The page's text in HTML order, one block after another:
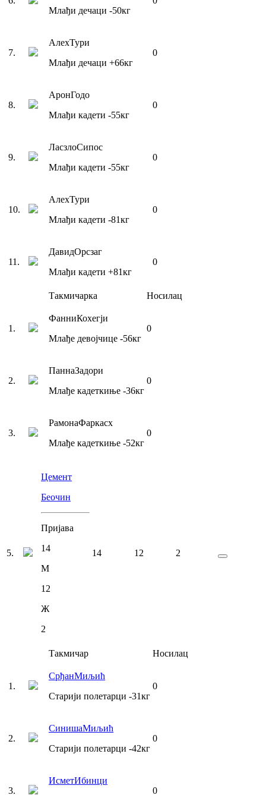
Млађи дечаци -50кг
7.
АлеxТури
Млађи дечаци +66кг
0
8.
АронГодо
Млађи кадети -55кг
0
9.
ЛасзлоСипос
Млађи кадети -55кг
0
10.
АлеxТури
Млађи кадети -81кг
0
11 .
ДавидОрсзаг
Млађи кадети +81кг
0
Такмичарка Носилац
1 .
ФанниКохегји
Млађе девојчице -56кг
0
2.
ПаннаЗадори
Млађе кадеткиње -36кг
0
3.
РамонаФаркасх
Млађе кадеткиње -52кг
0
5.
Цемент
Беочин
Пријава
14
М
12
Ж
2
14 12 2
Такмичар Носилац
1 .
СрђанМиљић
Старији полетарци -31кг
0
2.
СинишаМиљић
Старији полетарци -42кг
0
3.
ИсметИбинци
0